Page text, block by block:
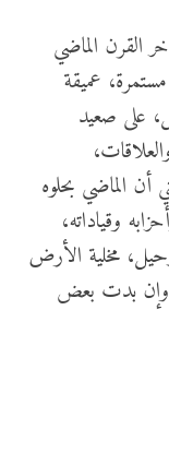
القرن الماضي
عميقة
على صعيد
الماضي بحلوه
وقياداته،
مخلية الأرض
وإن بدت بعض